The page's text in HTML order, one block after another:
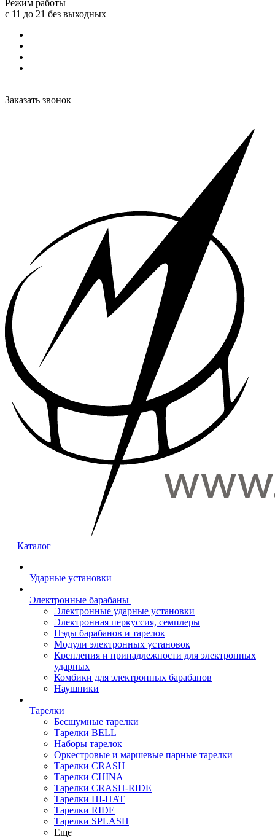
Режим работы
с 11 до 21 без выходных
Заказать звонок
Каталог
Ударные установки
Электронные барабаны
Электронные ударные установки
Электронная перкуссия, семплеры
Пэды барабанов и тарелок
Модули электронных установок
Крепления и принадлежности для электронных
ударных
Комбики для электронных барабанов
Наушники
Тарелки
Бесшумные тарелки
Тарелки BELL
Наборы тарелок
Оркестровые и маршевые парные тарелки
Тарелки CRASH
Тарелки CHINA
Тарелки CRASH-RIDE
Тарелки HI-HAT
Тарелки RIDE
Тарелки SPLASH
Еще